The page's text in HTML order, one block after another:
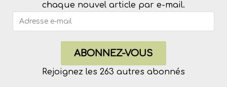
chaque nouvel article par e-mail.
ABONNEZ-VOUS
Rejoignez les 263 autres abonnés